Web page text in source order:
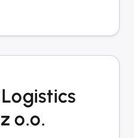
Logistics
o.o.